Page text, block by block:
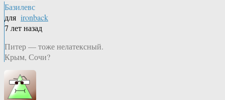
Базилевс
для ironback
7 лет назад
Питер — тоже нелатексный.
Крым, Сочи?